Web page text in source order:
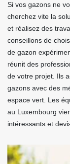
Si vos gazons ne
cherchez vite la
et réalisez des
conseillons de
de gazon
réunit des
de votre projet. Ils
gazons avec des
espace vert. Les
au Luxembourg
intéressants et